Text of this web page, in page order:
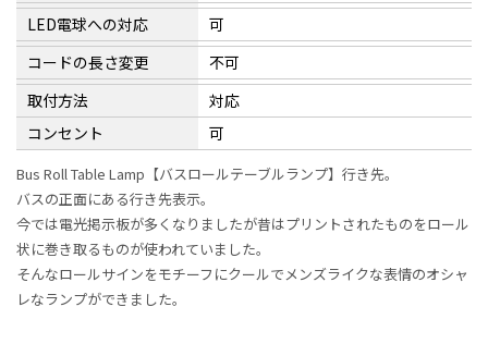
LED電球への対応
可
コードの長さ変更
不可
取付方法
対応
コンセント
可
Bus Roll Table Lamp【バスロールテーブルランプ】行き先。
バスの正面にある行き先表示。
今では電光掲示板が多くなりましたが昔はプリントされたものをロール
状に巻き取るものが使われていました。
そんなロールサインをモチーフにクールでメンズライクな表情のオシャ
レなランプができました。